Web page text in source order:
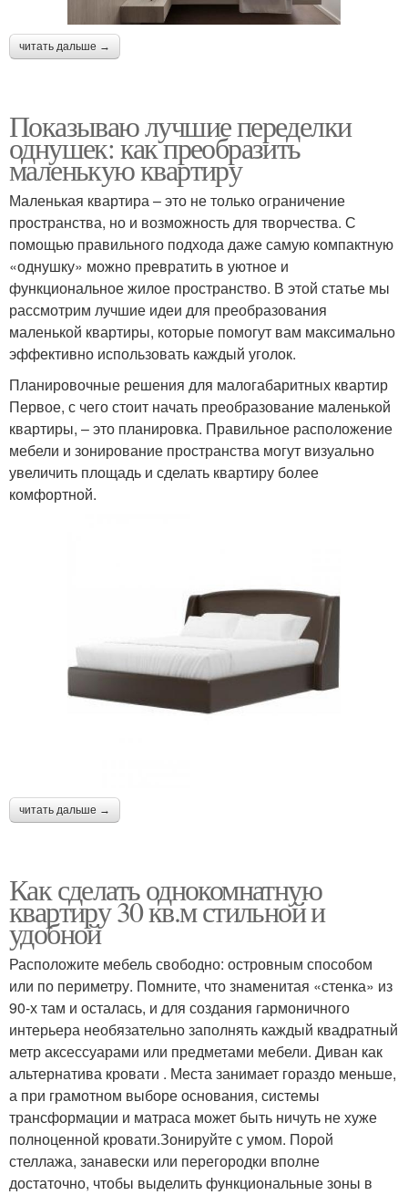
читать дальше →
Показываю лучшие переделки
однушек: как преобразить
маленькую квартиру
Маленькая квартира – это не только ограничение
пространства, но и возможность для творчества. С
помощью правильного подхода даже самую компактную
«однушку» можно превратить в уютное и
функциональное жилое пространство. В этой статье мы
рассмотрим лучшие идеи для преобразования
маленькой квартиры, которые помогут вам максимально
эффективно использовать каждый уголок.
Планировочные решения для малогабаритных квартир
Первое, с чего стоит начать преобразование маленькой
квартиры, – это планировка. Правильное расположение
мебели и зонирование пространства могут визуально
увеличить площадь и сделать квартиру более
комфортной.
читать дальше →
Как сделать однокомнатную
квартиру 30 кв.м стильной и
удобной
Расположите мебель свободно: островным способом
или по периметру. Помните, что знаменитая «стенка» из
90-х там и осталась, и для создания гармоничного
интерьера необязательно заполнять каждый квадратный
метр аксессуарами или предметами мебели. Диван как
альтернатива кровати . Места занимает гораздо меньше,
а при грамотном выборе основания, системы
трансформации и матраса может быть ничуть не хуже
полноценной кровати.Зонируйте с умом. Порой
стеллажа, занавески или перегородки вполне
достаточно, чтобы выделить функциональные зоны в